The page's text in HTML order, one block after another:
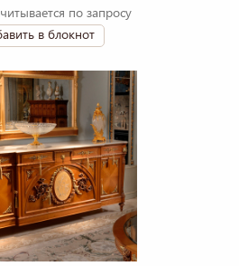
по запросу
в блокнот